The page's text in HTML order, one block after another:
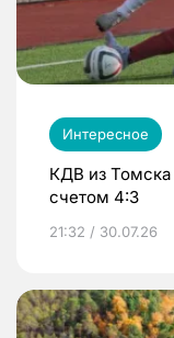
Интересное
КДВ из Томска
счетом 4:3
21:32 / 30.07.26